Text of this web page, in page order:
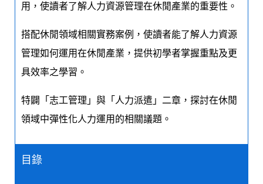
用，使讀者了解人力資源管理在休閒產業的重要性。
搭配休閒領域相關實務案例，使讀者能了解人力資源
管理如何運用在休閒產業，提供初學者掌握重點及更
具效率之學習。
特闢「志工管理」與「人力派遣」二章，探討在休閒
領域中彈性化人力運用的相關議題。
目錄